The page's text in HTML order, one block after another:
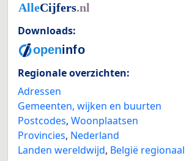
Downloads:
Regionale overzichten:
Adressen
Gemeenten, wijken en buurten
Postcodes, Woonplaatsen
Provincies, Nederland
Landen wereldwijd, België regionaal